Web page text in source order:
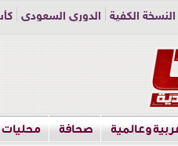
النسخة الكفية الدوري السعودي
وعالمية صحافة محليات